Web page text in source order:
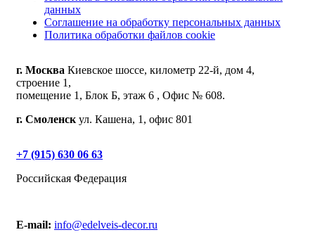
данных
Соглашение на обработку персональных данных
Политика обработки файлов cookie
г. Москва Киевское шоссе, километр 22-й, дом 4,
строение 1,
помещение 1, Блок Б, этаж 6 , Офис № 608.
г. Смоленск ул. Кашена, 1, офис 801
+7 (915) 630 06 63
Российская Федерация
E-mail: info@edelveis-decor.ru